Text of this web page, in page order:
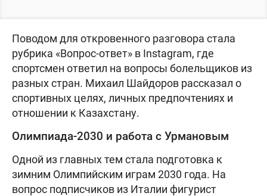
Поводом для откровенного разговора стала
рубрика «Вопрос-ответ» в Instagram, где
спортсмен ответил на вопросы болельщиков из
разных стран. Михаил Шайдоров рассказал о
спортивных целях, личных предпочтениях и
отношении к Казахстану.
Олимпиада-2030 и работа с Урмановым
Одной из главных тем стала подготовка к
зимним Олимпийским играм 2030 года. На
вопрос подписчиков из Италии фигурист